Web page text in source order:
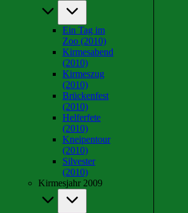
Ein Tag im
Zoo (2010)
Kirmesabend
(2010)
Kirmeszug
(2010)
Brückenfest
(2010)
Helferfete
(2010)
Kneipentour
(2010)
Silvester
(2010)
Kirmesjahr 2009